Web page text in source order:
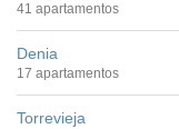
41 apartamentos
Denia
17 apartamentos
Torrevieja